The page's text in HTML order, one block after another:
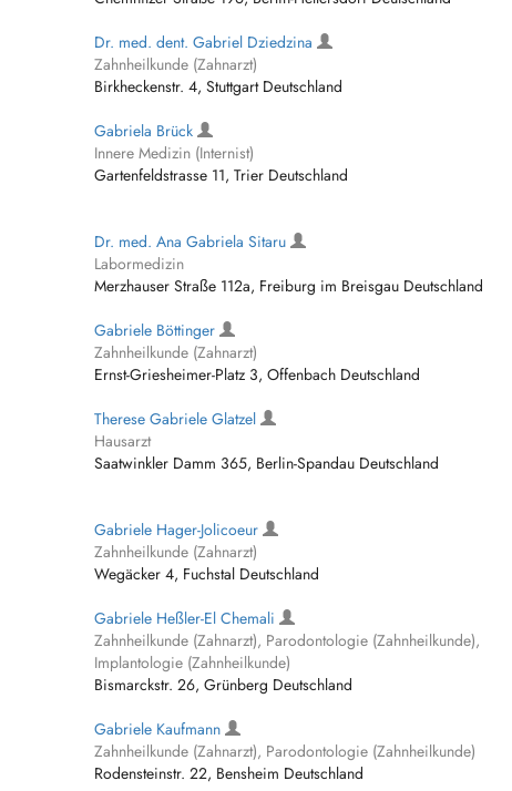
Dr. med. dent. Gabriel Dziedzina
Zahnheilkunde (Zahnarzt)
Birkheckenstr. 4, Stuttgart Deutschland
Gabriela Brück
Innere Medizin (Internist)
Gartenfeldstrasse 11, Trier Deutschland
Dr. med. Ana Gabriela Sitaru
Labormedizin
Merzhauser Straße 112a, Freiburg im Breisgau Deutschland
Gabriele Böttinger
Zahnheilkunde (Zahnarzt)
Ernst-Griesheimer-Platz 3, Offenbach Deutschland
Therese Gabriele Glatzel
Hausarzt
Saatwinkler Damm 365, Berlin-Spandau Deutschland
Gabriele Hager-Jolicoeur
Zahnheilkunde (Zahnarzt)
Wegäcker 4, Fuchstal Deutschland
Gabriele Heßler-El Chemali
Zahnheilkunde (Zahnarzt), Parodontologie (Zahnheilkunde),
Implantologie (Zahnheilkunde)
Bismarckstr. 26, Grünberg Deutschland
Gabriele Kaufmann
Zahnheilkunde (Zahnarzt), Parodontologie (Zahnheilkunde)
Rodensteinstr. 22, Bensheim Deutschland